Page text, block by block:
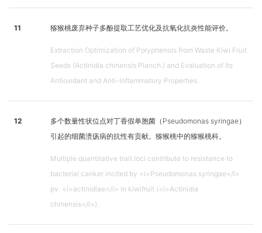
11 猕猴桃废弃种子多酚提取工艺优化及抗氧化抗炎性能评价。
Extraction Optimization of Polyphenols from Waste Kiwi Fruit
Seeds (Actinidia chinensis Planch.) and Evaluation of Its
Antioxidant and Anti-Inflammatory Properties.
12
多个数量性状位点对丁香假单胞菌（Pseudomonas syringae）
引起的细菌溃疡病的抗性有贡献。猕猴桃中的猕猴桃科。
Multiple quantitative trait loci contribute to resistance to
bacterial canker incited by <i>Pseudomonas syringae</i>
pv. <i>actinidiae</i> in kiwifruit (<i>Actinidia
chinensis</i>).